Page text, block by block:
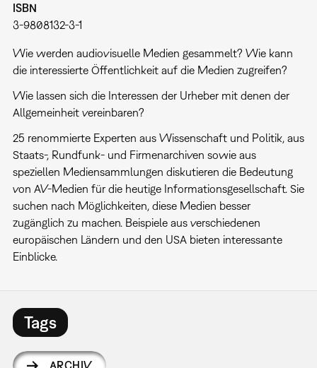
ISBN
3-9808132-3-1
Wie werden audiovisuelle Medien gesammelt? Wie kann
die interessierte Öffentlichkeit auf die Medien zugreifen?
Wie lassen sich die Interessen der Urheber mit denen der
Allgemeinheit vereinbaren?
25 renommierte Experten aus Wissenschaft und Politik, aus
Staats-, Rundfunk- und Firmenarchiven sowie aus
speziellen Mediensammlungen diskutieren die Bedeutung
von AV-Medien für die heutige Informationsgesellschaft. Sie
suchen nach Möglichkeiten, diese Medien besser
zugänglich zu machen. Beispiele aus verschiedenen
europäischen Ländern und den USA bieten interessante
Einblicke.
Tags
ARCHIV